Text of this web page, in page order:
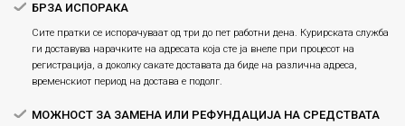
БРЗА ИСПОРАКА
Сите пратки се испорачуваат од три до пет работни дена. Курирската служба
ги доставува нарачките на адресата која сте ја внеле при процесот на
регистрација, а доколку сакате доставата да биде на различна адреса,
временскиот период на достава е подолг.
МОЖНОСТ ЗА ЗАМЕНА ИЛИ РЕФУНДАЦИЈА НА СРЕДСТВАТА